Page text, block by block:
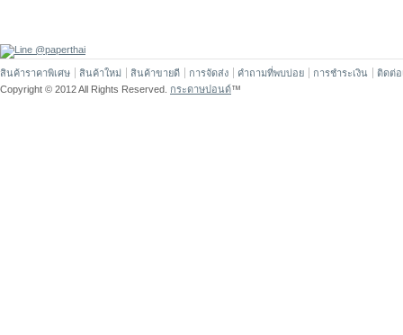
สินค้าราคาพิเศษ สินค้าใหม่ สินค้าขายดี การจัดส่ง คำถามที่พบบ่อย การชำระเงิน
ติดต่อ
Copyright © 2012 All Rights Reserved. กระดาษปอนด์™